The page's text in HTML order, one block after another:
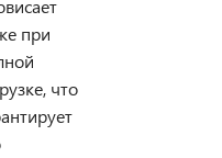
при
что